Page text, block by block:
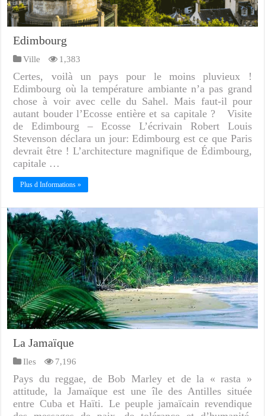
Edimbourg
Ville 1,383
Certes, voilà un pays pour le moins pluvieux !
Edimbourg où la température ambiante n’a pas grand
chose à voir avec celle du Sahel. Mais faut-il pour
autant bouder l’Ecosse entière et sa capitale ? Visite
de Edimbourg – Ecosse L’écrivain Robert Louis
Stevenson déclara un jour: Edimbourg est ce que Paris
devrait être ! L’architecture magnifique de Édimbourg,
capitale …
Plus d Informations »
La Jamaïque
Iles 7,196
Pays du reggae, de Bob Marley et de la « rasta »
attitude, la Jamaïque est une île des Antilles située
entre Cuba et Haïti. Le peuple jamaïcain revendique